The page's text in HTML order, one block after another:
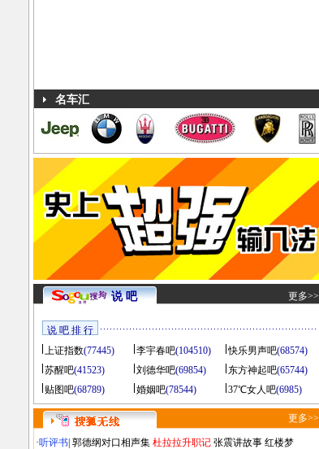
名车汇
说 吧 更多>>
说 吧 排 行
上证指数(77445) 李宇春吧(104510) 快乐男声吧(68574)
苏醒吧(41523) 刘德华吧(69854) 东方神起吧(65744)
贴图吧(68789) 婚姻吧(78544) 37℃女人吧(6985)
更多>>
·听评书 郭德纲对口相声集 杜拉拉升职记 张震讲故事 红楼梦